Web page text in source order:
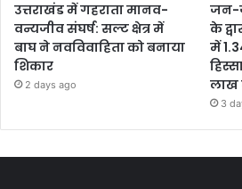
उत्तराखंड में गहराता मानव-
वन्यजीव संघर्ष: सल्ट क्षेत्र में
बाघ ने नवविवाहिता को बनाया
शिकार
2 days ago
जन-
के
में
लाख
3